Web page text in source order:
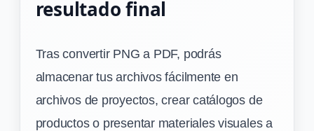
resultado final
Tras convertir PNG a PDF, podrás
almacenar tus archivos fácilmente en
archivos de proyectos, crear catálogos de
productos o presentar materiales visuales a